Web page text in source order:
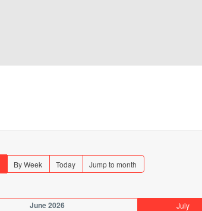
By Week Today Jump to month
June 2026 July